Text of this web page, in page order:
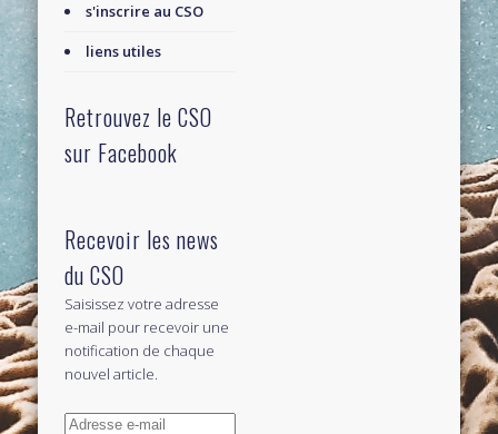
s'inscrire au CSO
liens utiles
Retrouvez le CSO
sur Facebook
Recevoir les news
du CSO
Saisissez votre adresse
e-mail pour recevoir une
notification de chaque
nouvel article.
Adresse